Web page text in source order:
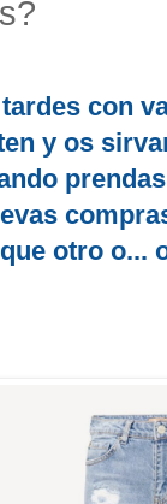
con
y os
otro o...